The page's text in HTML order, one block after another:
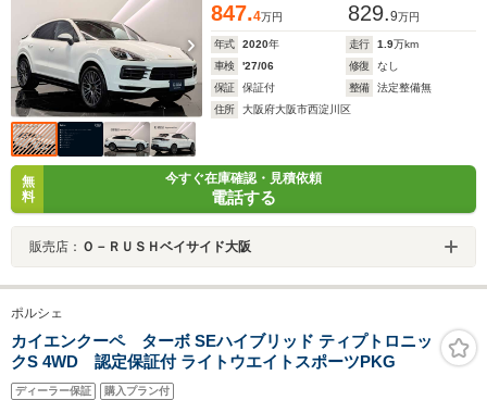
847.4万円 829.9万円
年式 2020年 走行 1.9万km
車検
'27/06 修復
なし
保証
保証付 整備
法定整備無
住所
大阪府大阪市西淀川区
無
料
今すぐ在庫確認・見積依頼
電話する
販売店： Ｏ－ＲＵＳＨベイサイド大阪
ポルシェ
カイエンクーペ ターボ SEハイブリッド ティプトロニッ
クS 4WD 認定保証付 ライトウエイトスポーツPKG
ディーラー保証 購入プラン付